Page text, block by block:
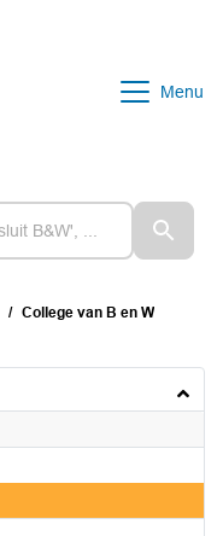
Menu
College van B en W